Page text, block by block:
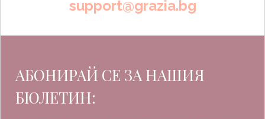
support@grazia.bg
АБОНИРАЙ СЕ ЗА НАШИЯ
БЮЛЕТИН: